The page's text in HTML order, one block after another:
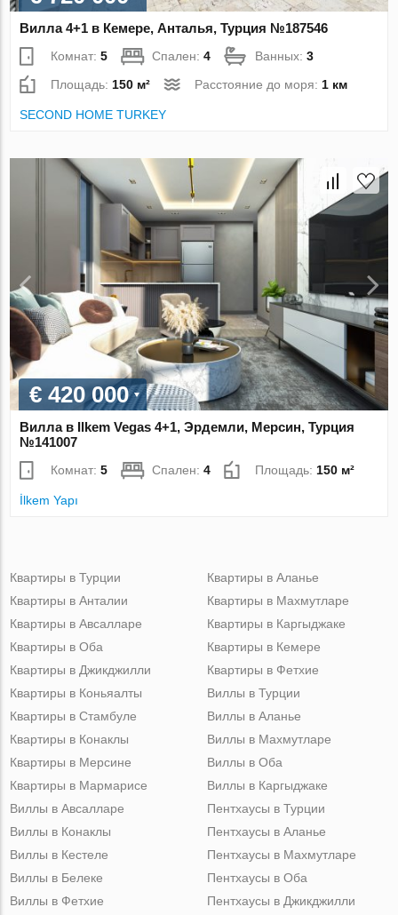
Вилла 4+1 в Кемере, Анталья, Турция №187546
Комнат:5 Спален:4 Ванных:3
Площадь: 150 м² Расстояние до моря: 1 км
SECOND HOME TURKEY
€ 420 000
Вилла в Ilkem Vegas 4+1, Эрдемли, Мерсин, Турция
№141007
Комнат:5 Спален:4 Площадь: 150 м²
İlkem Yapı
Квартиры в Турции
Квартиры в Анталии
Квартиры в Авсалларе
Квартиры в Оба
Квартиры в Джикджилли
Квартиры в Аланье
Квартиры в Махмутларе
Квартиры в Каргыджаке
Квартиры в Кемере
Квартиры в Фетхие
Квартиры в Коньяалты
Квартиры в Стамбуле
Квартиры в Конаклы
Квартиры в Мерсине
Квартиры в Мармарисе
Виллы в Турции
Виллы в Аланье
Виллы в Махмутларе
Виллы в Оба
Виллы в Каргыджаке
Виллы в Авсалларе
Виллы в Конаклы
Виллы в Кестеле
Виллы в Белеке
Виллы в Фетхие
Пентхаусы в Турции
Пентхаусы в Аланье
Пентхаусы в Махмутларе
Пентхаусы в Оба
Пентхаусы в Джикджилли